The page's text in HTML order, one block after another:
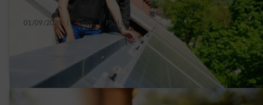
01/09/2020 | 4 min. Paul D.
Panneaux solaires : le compteur intelligent
ne met pas fin à votre rendement